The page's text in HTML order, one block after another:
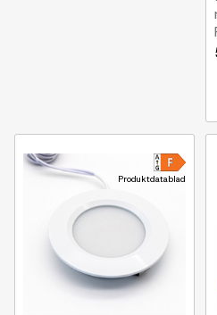
Produktdatablad